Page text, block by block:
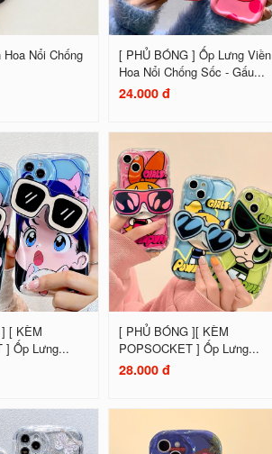
Nổi Chống
[ PHỦ BÓNG ] Ốp Lưng Viền
Hoa Nổi Chống Sốc - Gấu...
24.000 đ
[ KÈM
] Ốp Lưng...
[ PHỦ BÓNG ][ KÈM
POPSOCKET ] Ốp Lưng...
28.000 đ